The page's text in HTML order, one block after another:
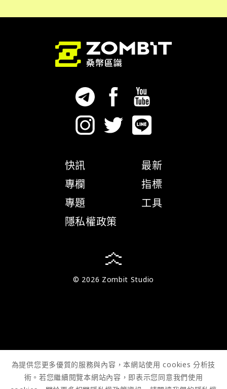
快訊
專欄
專題
隱私權政策
最新
指標
工具
© 2026 Zombit Studio
為提供您更多優質的服務與內容，本網站使用 cookies 分析技
術。若您繼續閱覽本網站內容，即表示您同意我們使用